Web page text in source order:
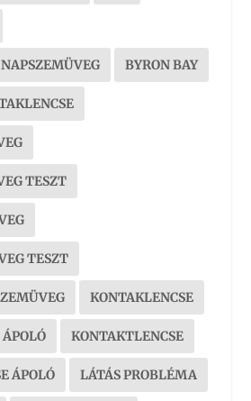
BYRON BAY
TESZT
TESZT
KONTAKLENCSE
KONTAKTLENCSE
ÁPOLÓ LÁTÁS PROBLÉMA